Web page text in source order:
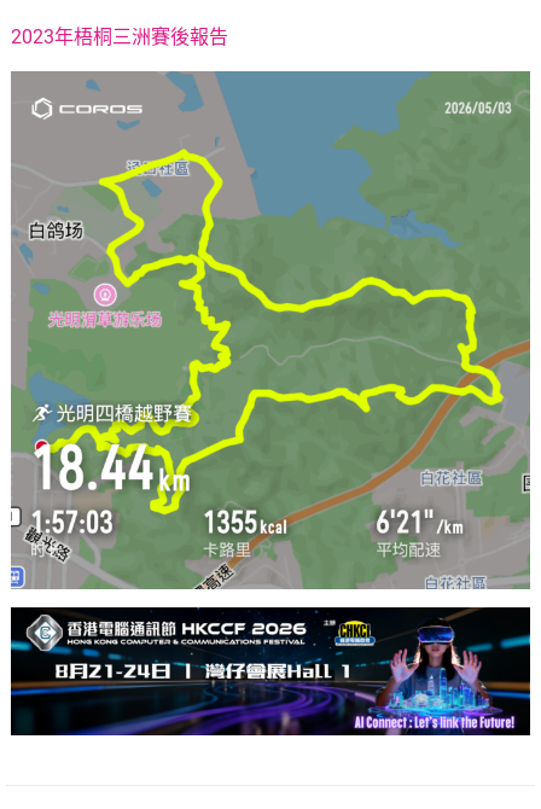
2023年梧桐三洲賽後報告